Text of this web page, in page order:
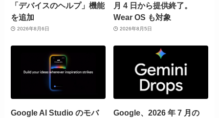
「デバイスのヘルプ」機能
を追加
2026年8月6日
月 4 日から提供終了。
Wear OS も対象
2026年8月5日
Google AI Studio のモバ
Google、2026 年 7 月の